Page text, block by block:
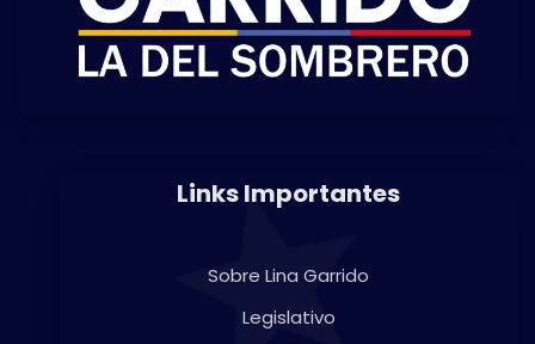
Links Importantes
Sobre Lina Garrido
Legislativo